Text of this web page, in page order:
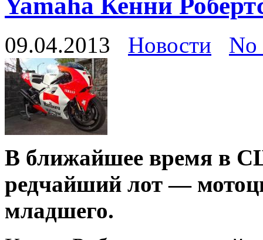
09.04.2013 Новости No
В ближайшее время в
редчайший лот —
младшего.